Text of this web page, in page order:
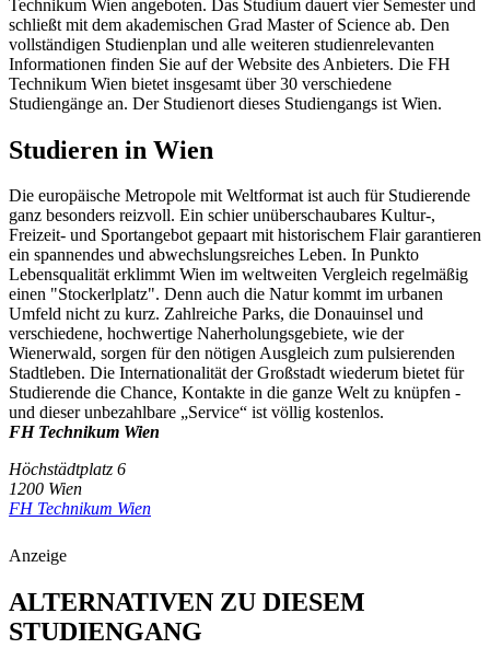
Technikum Wien angeboten. Das Studium dauert vier Semester und
schließt mit dem akademischen Grad Master of Science ab. Den
vollständigen Studienplan und alle weiteren studienrelevanten
Informationen finden Sie auf der Website des Anbieters. Die FH
Technikum Wien bietet insgesamt über 30 verschiedene
Studiengänge an. Der Studienort dieses Studiengangs ist Wien.
Studieren in Wien
Die europäische Metropole mit Weltformat ist auch für Studierende
ganz besonders reizvoll. Ein schier unüberschaubares Kultur-,
Freizeit- und Sportangebot gepaart mit historischem Flair garantieren
ein spannendes und abwechslungsreiches Leben. In Punkto
Lebensqualität erklimmt Wien im weltweiten Vergleich regelmäßig
einen "Stockerlplatz". Denn auch die Natur kommt im urbanen
Umfeld nicht zu kurz. Zahlreiche Parks, die Donauinsel und
verschiedene, hochwertige Naherholungsgebiete, wie der
Wienerwald, sorgen für den nötigen Ausgleich zum pulsierenden
Stadtleben. Die Internationalität der Großstadt wiederum bietet für
Studierende die Chance, Kontakte in die ganze Welt zu knüpfen -
und dieser unbezahlbare „Service“ ist völlig kostenlos.
FH Technikum Wien
Höchstädtplatz 6
1200 Wien
FH Technikum Wien
Anzeige
ALTERNATIVEN ZU DIESEM
STUDIENGANG